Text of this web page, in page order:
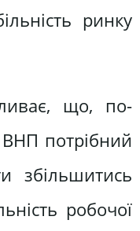
ринку
що, по-
потрібний
збільшитись
робочої